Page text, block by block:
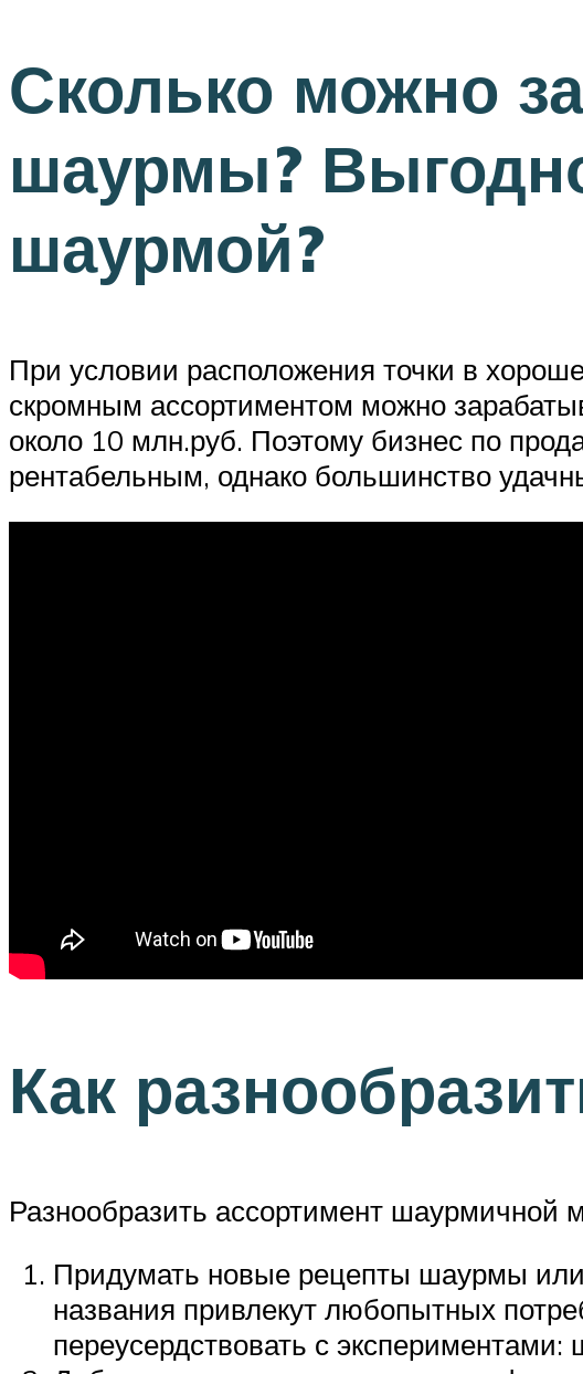
Сколько можно
шаурмы?
шаурмой?
При условии расположения точки в
скромным ассортиментом можно
около 10 млн.руб. Поэтому бизнес по
рентабельным, однако большинство
Как
Разнообразить ассортимент шаурмичной
Придумать новые рецепты шаурмы
названия привлекут любопытных
переусердствовать с